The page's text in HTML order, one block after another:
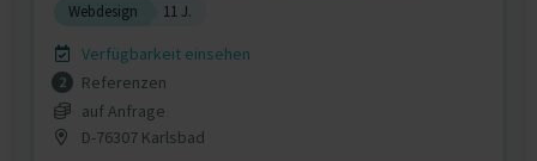
Webdesign
11 J.
Verfügbarkeit einsehen
2
Referenzen
auf Anfrage
D-76307 Karlsbad